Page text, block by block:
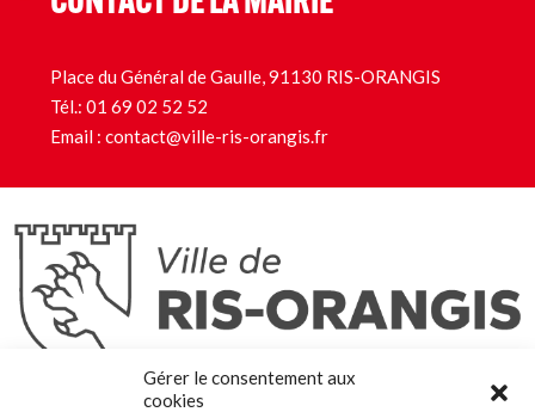
Gérer le consentement aux
cookies
Place du Général de Gaulle, 91130 RIS-ORANGIS
Tél.: 01 69 02 52 52
Email : contact@ville-ris-orangis.fr
Ris-Orangis
@2022 — Tous droits réservés